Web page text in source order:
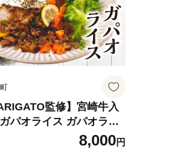
監修】宮崎牛入
パオライス ガパオライ
ご飯 惣菜 加工品 冷凍 冷
るだけ レンジ レンジ調
8,000円